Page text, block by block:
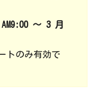
～ 3 月
トのみ有効で